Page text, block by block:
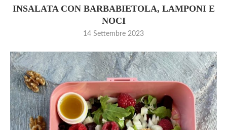
INSALATA CON BARBABIETOLA, LAMPONI E
NOCI
14 Settembre 2023